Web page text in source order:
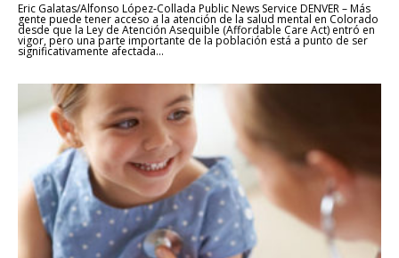
Eric Galatas/Alfonso López-Collada Public News Service DENVER – Más
gente puede tener acceso a la atención de la salud mental en Colorado
desde que la Ley de Atención Asequible (Affordable Care Act) entró en
vigor, pero una parte importante de la población está a punto de ser
significativamente afectada...